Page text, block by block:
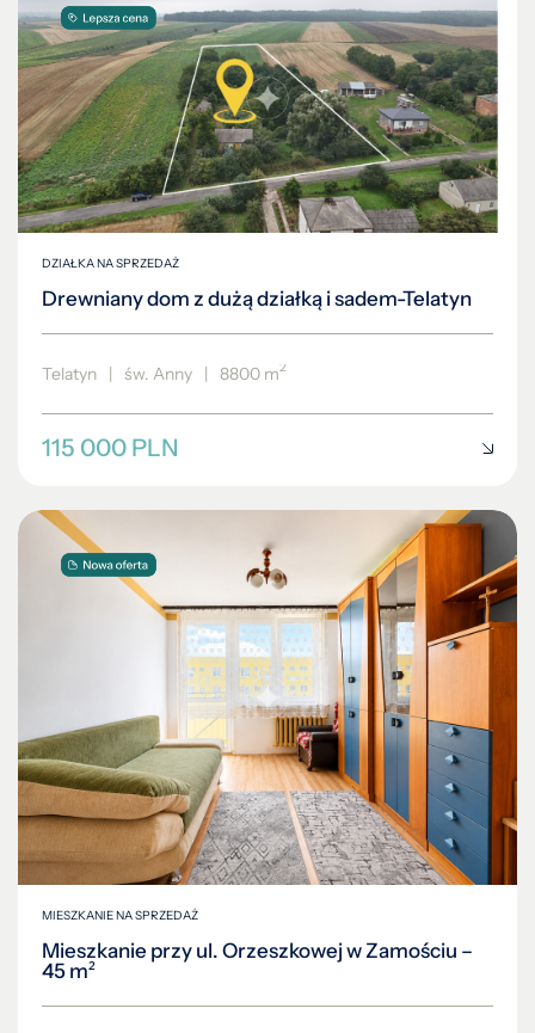
DZIAŁKA NA SPRZEDAŻ
Drewniany dom z dużą działką i sadem-Telatyn
Telatyn | św. Anny | 8800 m2
115 000 PLN
MIESZKANIE NA SPRZEDAŻ
Mieszkanie przy ul. Orzeszkowej w Zamościu –
45 m²